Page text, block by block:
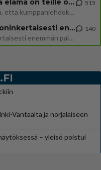
Miksi kumppaniehdokkaan oma elämä on teille ongelma?
Täällä monesti kuulee vaatimuksia siitä, että kumppaniehdokkaalla ei saisi olla lemmikkejä, lapsia, kavereita, eksiä, su
515
Datakeskukset voivat saada moninkertaisesti enemmän palautuksia kuin mitä ne maksavat veroja
”Datakeskukset voivat saada moninkertaisesti enemmän palautuksia kuin mitä ne maksavat veroja”, sanoo professori Jussi K
140
Vantaalta ja norjalaiseen
– yleisö poistui